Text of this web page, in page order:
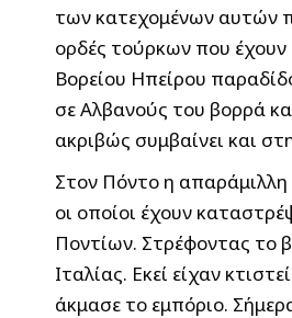
των κατεχομένων αυτών
ορδές τούρκων που έχουν
Βορείου Ηπείρου
σε Αλβανούς του βορρά
ακριβώς συμβαίνει και
Στον Πόντο η
οι οποίοι έχουν
Ποντίων. Στρέφοντας το
Ιταλίας. Εκεί είχαν
άκμασε το εμπόριο.